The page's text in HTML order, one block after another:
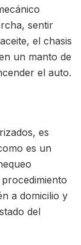
sentir
el chasis
un manto de
el auto.
es
es un
a domicilio y
del